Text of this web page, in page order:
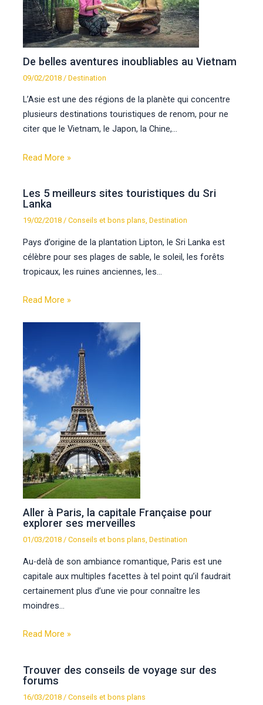
De belles aventures inoubliables au Vietnam
09/02/2018 /Destination
L’Asie est une des régions de la planète qui concentre
plusieurs destinations touristiques de renom, pour ne
citer que le Vietnam, le Japon, la Chine,…
Read More »
Les 5 meilleurs sites touristiques du Sri
Lanka
19/02/2018/Conseils et bons plans,Destination
Pays d’origine de la plantation Lipton, le Sri Lanka est
célèbre pour ses plages de sable, le soleil, les forêts
tropicaux, les ruines anciennes, les…
Read More »
Aller à Paris, la capitale Française pour
explorer ses merveilles
01/03/2018/Conseils et bons plans,Destination
Au-delà de son ambiance romantique, Paris est une
capitale aux multiples facettes à tel point qu’il faudrait
certainement plus d’une vie pour connaître les
moindres…
Read More »
Trouver des conseils de voyage sur des
forums
16/03/2018 /Conseils et bons plans